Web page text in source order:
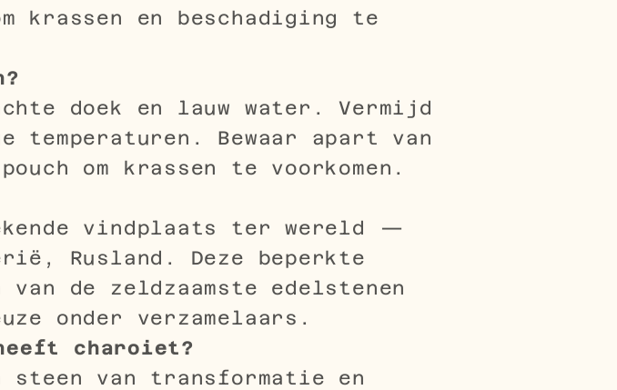
krassen en beschadiging te
doek en lauw water. Vermijd
temperaturen. Bewaar apart van
om krassen te voorkomen.
vindplaats ter wereld —
Rusland. Deze beperkte
de zeldzaamste edelstenen
onder verzamelaars.
charoiet?
steen van transformatie en